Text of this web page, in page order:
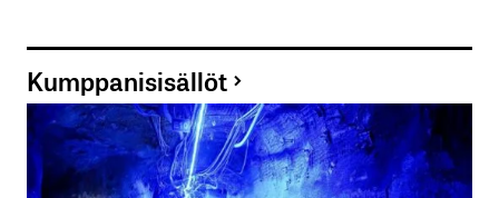
Kumppanisisällöt